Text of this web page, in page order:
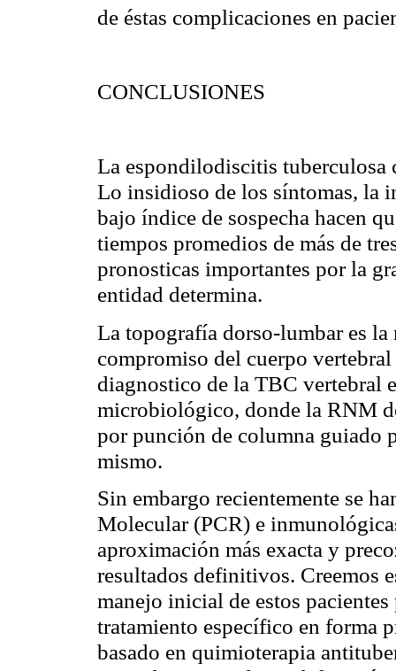
de éstas complicaciones en
CONCLUSIONES
La espondilodiscitis tuberculosa
Lo insidioso de los síntomas, la
bajo índice de sospecha hacen
tiempos promedios de más de
pronosticas importantes por la
entidad determina.
La topografía dorso-lumbar es la
compromiso del cuerpo
diagnostico de la TBC vertebral
microbiológico, donde la RNM
por punción de columna guiado
mismo.
Sin embargo recientemente se
Molecular (PCR) e
aproximación más exacta y
resultados definitivos. Creemos
manejo inicial de estos
tratamiento específico en forma
basado en quimioterapia